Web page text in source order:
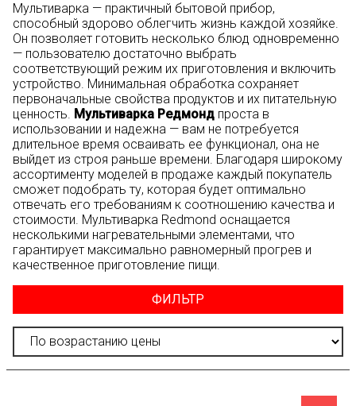
Мультиварка — практичный бытовой прибор,
способный здорово облегчить жизнь каждой хозяйке.
Он позволяет готовить несколько блюд одновременно
— пользователю достаточно выбрать
соответствующий режим их приготовления и включить
устройство. Минимальная обработка сохраняет
первоначальные свойства продуктов и их питательную
ценность. Мультиварка Редмонд проста в
использовании и надежна — вам не потребуется
длительное время осваивать ее функционал, она не
выйдет из строя раньше времени. Благодаря широкому
ассортименту моделей в продаже каждый покупатель
сможет подобрать ту, которая будет оптимально
отвечать его требованиям к соотношению качества и
стоимости. Мультиварка Redmond оснащается
несколькими нагревательными элементами, что
гарантирует максимально равномерный прогрев и
качественное приготовление пищи.
ФИЛЬТР